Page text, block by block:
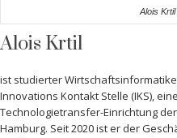
Alois Krtil
Alois Krtil
ist studierter
Innovations Kontakt Stelle (IKS),
Technologietransfer-Einrichtung
Hamburg. Seit 2020 ist er der